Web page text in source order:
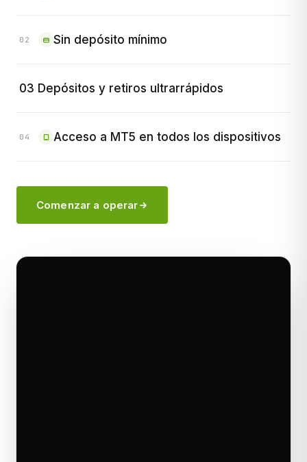
02 Sin depósito mínimo
03 Depósitos y retiros ultrarrápidos
04 Acceso a MT5 en todos los dispositivos
Comenzar a operar